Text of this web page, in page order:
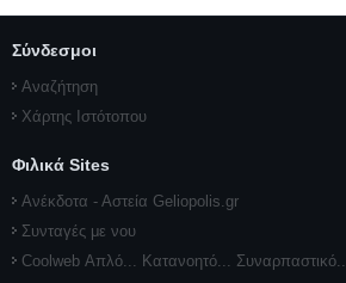
Σύνδεσμοι
Αναζήτηση
Χάρτης Ιστότοπου
Φιλικά Sites
Ανέκδοτα - Αστεία Geliopolis.gr
Συνταγές με νου
Coolweb Απλό... Κατανοητό... Συναρπαστικό..